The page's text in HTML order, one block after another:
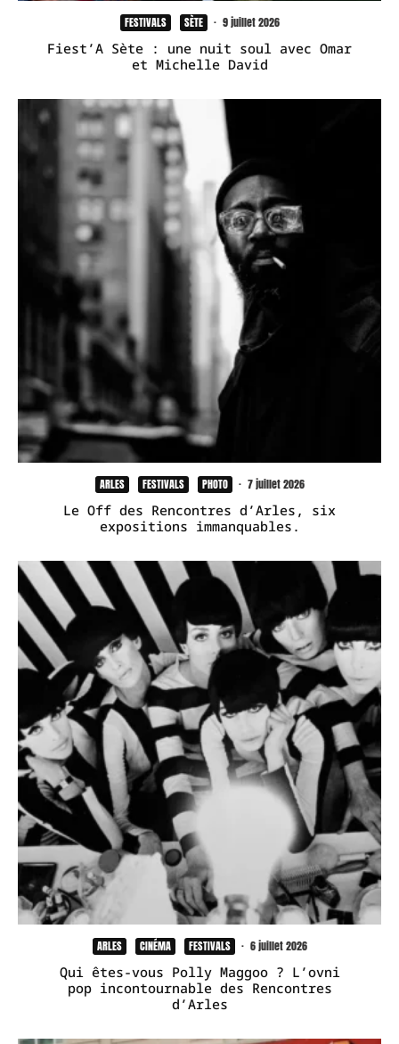
FESTIVALS SÈTE · 9 juillet 2026
Fiest’A Sète : une nuit soul avec Omar
et Michelle David
ARLES FESTIVALS PHOTO · 7 juillet 2026
Le Off des Rencontres d’Arles, six
expositions immanquables.
ARLES CINÉMA FESTIVALS · 6 juillet 2026
Qui êtes-vous Polly Maggoo ? L’ovni
pop incontournable des Rencontres
d’Arles